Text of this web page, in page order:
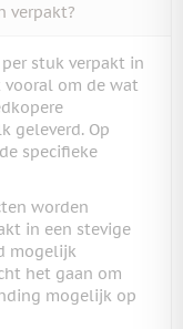
verpakt?
stuk verpakt in
vooral om de wat
geleverd. Op
specifieke
worden
in een stevige
mogelijk
het gaan om
mogelijk op